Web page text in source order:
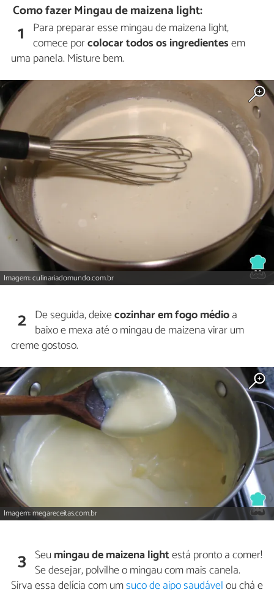
Como fazer Mingau de maizena light:
1 Para preparar esse mingau de maizena light,
comece porcolocar todos os ingredientesem
uma panela. Misture bem.
Imagem: culinariadomundo.com.br
2 De seguida, deixecozinhar em fogo médioa
baixo e mexa até o mingau de maizena virar um
creme gostoso.
Imagem: megareceitas.com.br
3 Seumingau de maizena lightestá pronto a comer!
Se desejar, polvilhe o mingau com mais canela.
Sirva essa delícia com umsuco de aipo saudávelou chá e